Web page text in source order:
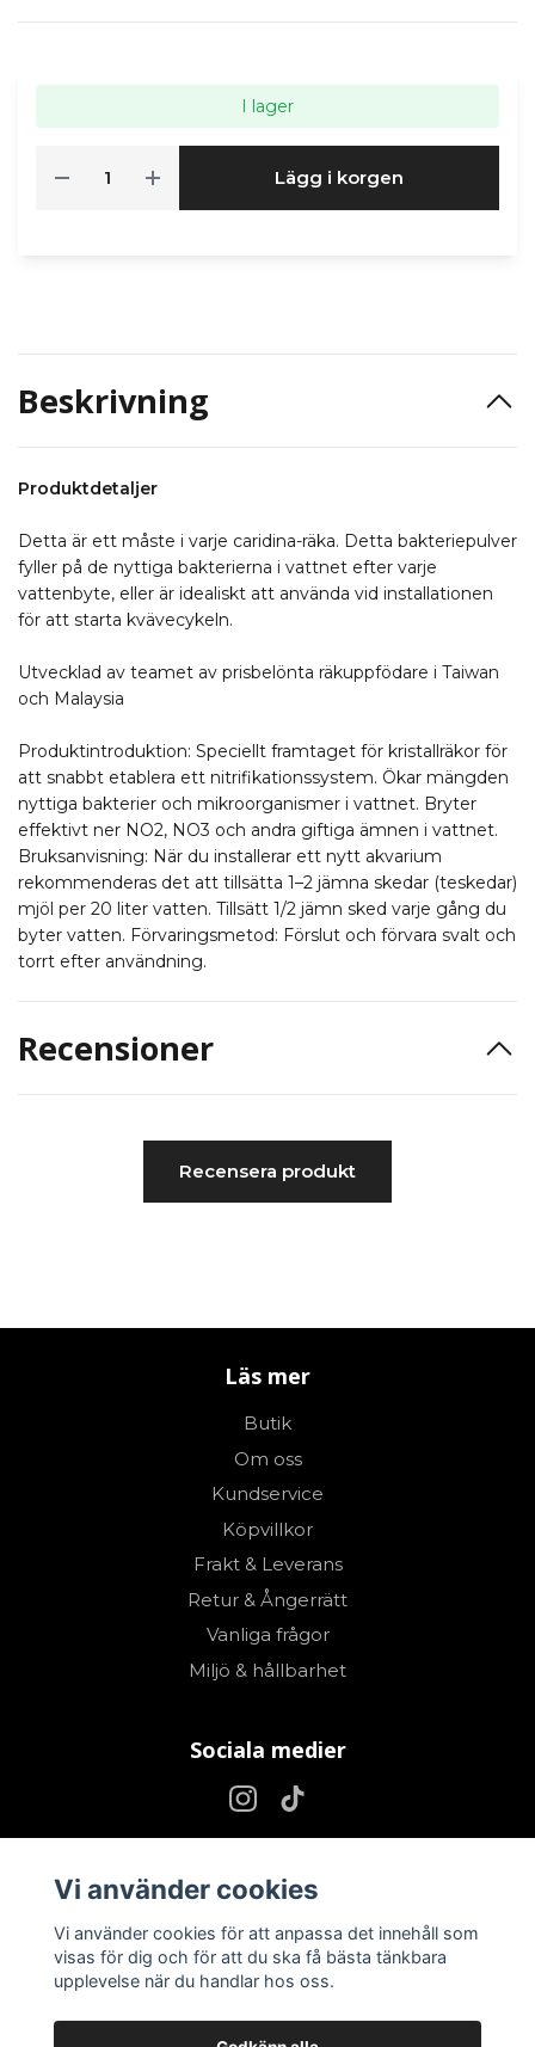
I lager
Lägg i korgen
Beskrivning
Produktdetaljer
Detta är ett måste i varje caridina-räka. Detta bakteriepulver
fyller på de nyttiga bakterierna i vattnet efter varje
vattenbyte, eller är idealiskt att använda vid installationen
för att starta kvävecykeln.
Utvecklad av teamet av prisbelönta räkuppfödare i Taiwan
och Malaysia
Produktintroduktion: Speciellt framtaget för kristallräkor för
att snabbt etablera ett nitrifikationssystem. Ökar mängden
nyttiga bakterier och mikroorganismer i vattnet. Bryter
effektivt ner NO2, NO3 och andra giftiga ämnen i vattnet.
Bruksanvisning: När du installerar ett nytt akvarium
rekommenderas det att tillsätta 1–2 jämna skedar (teskedar)
mjöl per 20 liter vatten. Tillsätt 1/2 jämn sked varje gång du
byter vatten. Förvaringsmetod: Förslut och förvara svalt och
torrt efter användning.
Recensioner
Recensera produkt
Läs mer
Butik
Om oss
Kundservice
Köpvillkor
Frakt & Leverans
Retur & Ångerrätt
Vanliga frågor
Miljö & hållbarhet
Sociala medier
Nyhetsbrev Expertis, direkt i din inkorg.
Prenumerera
Vi använder cookies
Vi använder cookies för att anpassa det innehåll som
visas för dig och för att du ska få bästa tänkbara
upplevelse när du handlar hos oss.